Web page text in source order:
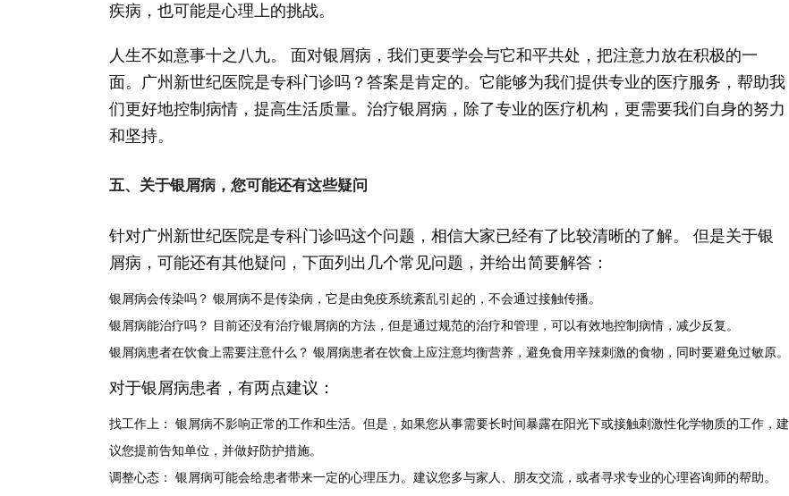
疾病，也可能是心理上的挑战。
人生不如意事十之八九。 面对银屑病，我们更要学会与它和平共处，把注意力放在积极的一
面。广州新世纪医院是专科门诊吗？答案是肯定的。它能够为我们提供专业的医疗服务，帮助我
们更好地控制病情，提高生活质量。治疗银屑病，除了专业的医疗机构，更需要我们自身的努力
和坚持。
五、关于银屑病，您可能还有这些疑问
针对广州新世纪医院是专科门诊吗这个问题，相信大家已经有了比较清晰的了解。 但是关于银
屑病，可能还有其他疑问，下面列出几个常见问题，并给出简要解答：
银屑病会传染吗？ 银屑病不是传染病，它是由免疫系统紊乱引起的，不会通过接触传播。
银屑病能治疗吗？ 目前还没有治疗银屑病的方法，但是通过规范的治疗和管理，可以有效地控制病情，减少反复。
银屑病患者在饮食上需要注意什么？ 银屑病患者在饮食上应注意均衡营养，避免食用辛辣刺激的食物，同时要避免过敏原。
对于银屑病患者，有两点建议：
找工作上：
银屑病不影响正常的工作和生活。但是，如果您从事需要长时间暴露在阳光下或接触刺激性化学物质的工作，建
议您提前告知单位，并做好防护措施。
调整心态：
银屑病可能会给患者带来一定的心理压力。建议您多与家人、朋友交流，或者寻求专业的心理咨询师的帮助。